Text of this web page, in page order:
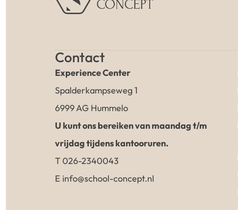
Contact
Experience Center
Spalderkampseweg 1
6999 AG Hummelo
U kunt ons bereiken van maandag t/m
vrijdag tijdens kantooruren.
T 026-2340043
E info@school-concept.nl